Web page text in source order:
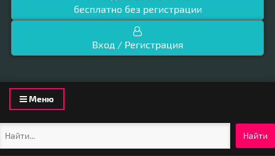
бесплатно без регистрации
Вход / Регистрация
Toggle
navigation
Меню
Найти